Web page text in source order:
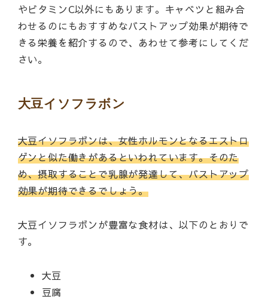
やビタミンC以外にもあります。キャベツと組み合
わせるのにもおすすめなバストアップ効果が期待で
きる栄養を紹介するので、あわせて参考にしてくだ
さい。
大豆イソフラボン
大豆イソフラボンは、女性ホルモンとなるエストロ
ゲンと似た働きがあるといわれています。そのた
め、摂取することで乳腺が発達して、バストアップ
効果が期待できるでしょう。
大豆イソフラボンが豊富な食材は、以下のとおりで
す。
大豆
豆腐